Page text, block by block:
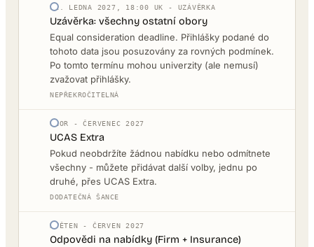
31. LEDNA 2027, 18:00 UK - UZÁVĚRKA
Uzávěrka: všechny ostatní obory
Equal consideration deadline. Přihlášky podané do
tohoto data jsou posuzovány za rovných podmínek.
Po tomto termínu mohou univerzity (ale nemusí)
zvažovat přihlášky.
NEPŘEKROČITELNÁ
ÚNOR - ČERVENEC 2027
UCAS Extra
Pokud neobdržíte žádnou nabídku nebo odmítnete
všechny - můžete přidávat další volby, jednu po
druhé, přes UCAS Extra.
DODATEČNÁ ŠANCE
KVĚTEN - ČERVEN 2027
Odpovědi na nabídky (Firm + Insurance)